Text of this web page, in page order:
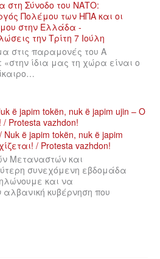
στις παραμονές του Α
ίδια μας τη χώρα είναι ο
ë japim tokën, nuk ë japim ujin – Ο
Protesta vazhdon!
Μεταναστών και
συνεχόμενη εβδομάδα
και να
κυβέρνηση που